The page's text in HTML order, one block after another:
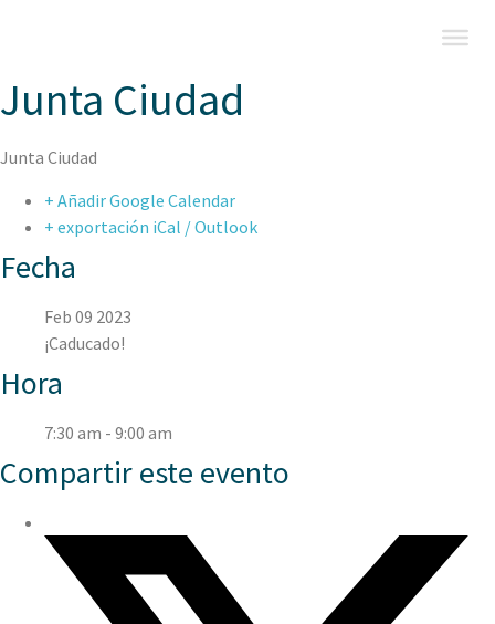
Junta Ciudad
Junta Ciudad
+ Añadir Google Calendar
+ exportación iCal / Outlook
Fecha
Feb 09 2023
¡Caducado!
Hora
7:30 am - 9:00 am
Compartir este evento